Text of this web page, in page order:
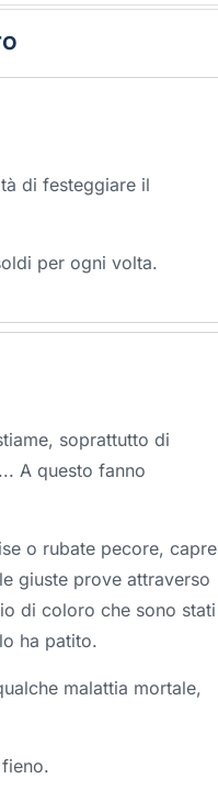
di festeggiare il
per ogni volta.
soprattutto di
A questo fanno
o rubate pecore, capre
giuste prove attraverso
di coloro che sono stati
ha patito.
malattia mortale,